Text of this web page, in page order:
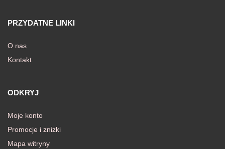
PRZYDATNE LINKI
O nas
Kontakt
ODKRYJ
Moje konto
Promocje i zniżki
Mapa witryny